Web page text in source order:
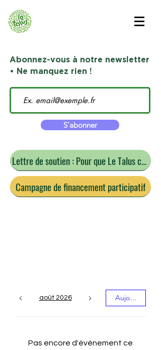
Abonnez-vous à notre newsletter
• Ne manquez rien !
S'abonner
Lettre de soutien : Pour que Le Talus continue
Campagne de financement participatif
août 2026 Aujourd'hui
Pas encore d'événement ce